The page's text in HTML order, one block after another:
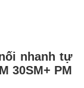
nhanh tự
30SM+ PM